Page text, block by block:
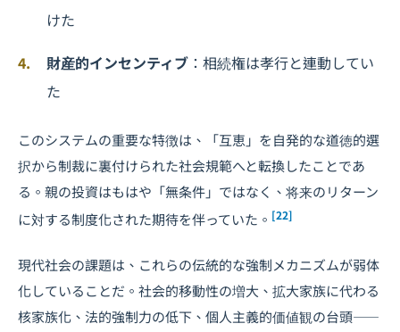
けた
財産的インセンティブ ：相続権は孝行と連動してい
た
このシステムの重要な特徴は、「互恵」を自発的な道徳的選
択から制裁に裏付けられた社会規範へと転換したことであ
る。親の投資はもはや「無条件」ではなく、将来のリターン
に対する制度化された期待を伴っていた。 [22]
現代社会の課題は、これらの伝統的な強制メカニズムが弱体
化していることだ。社会的移動性の増大、拡大家族に代わる
核家族化、法的強制力の低下、個人主義的価値観の台頭――